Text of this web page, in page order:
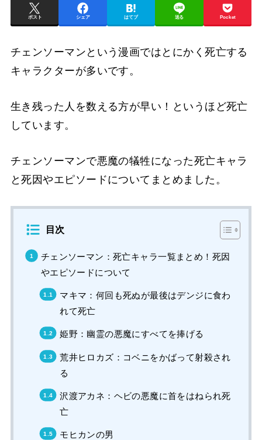
ポスト シェア はてブ 送る Pocket
チェンソーマンという漫画ではとにかく死亡する
キャラクターが多いです。
生き残った人を数える方が早い！というほど死亡
しています。
チェンソーマンで悪魔の犠牲になった死亡キャラ
と死因やエピソードについてまとめました。
目次
チェンソーマン：死亡キャラ一覧まとめ！死因
やエピソードについて
マキマ：何回も死ぬが最後はデンジに食わ
れて死亡
姫野：幽霊の悪魔にすべてを捧げる
荒井ヒロカズ：コベニをかばって射殺され
る
沢渡アカネ：ヘビの悪魔に首をはねられ死
亡
モヒカンの男